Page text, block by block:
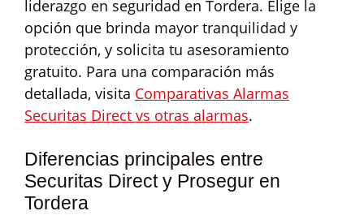
liderazgo en seguridad en Tordera. Elige la
opción que brinda mayor tranquilidad y
protección, y solicita tu asesoramiento
gratuito. Para una comparación más
detallada, visita Comparativas Alarmas
Securitas Direct vs otras alarmas.
Diferencias principales entre
Securitas Direct y Prosegur en
Tordera